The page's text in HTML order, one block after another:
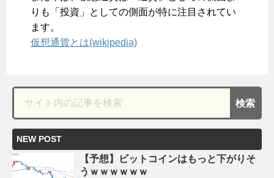
りも「投資」としての側面が特に注目されてい
ます。
仮想通貨とは(wikipedia)
NEW POST
【予想】ビットコインはもっと下がりそ
うｗｗｗｗｗｗ